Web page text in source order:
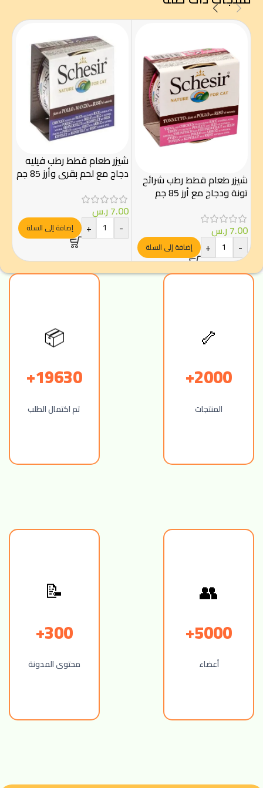
شيزر طعام قطط رطب شرائح
تونة ودجاج مع أرز 85 جم
7.00ر.س
-
+ إضافة إلى السلة
شيزر طعام قطط رطب فيليه
دجاج مع لحم بقري وأرز 85 جم
7.00ر.س
-
+ إضافة إلى السلة
🦴
2000+
المنتجات
📦
19630+
تم اكتمال الطلب
👥
5000+
أعضاء
📝
300+
محتوى المدونة